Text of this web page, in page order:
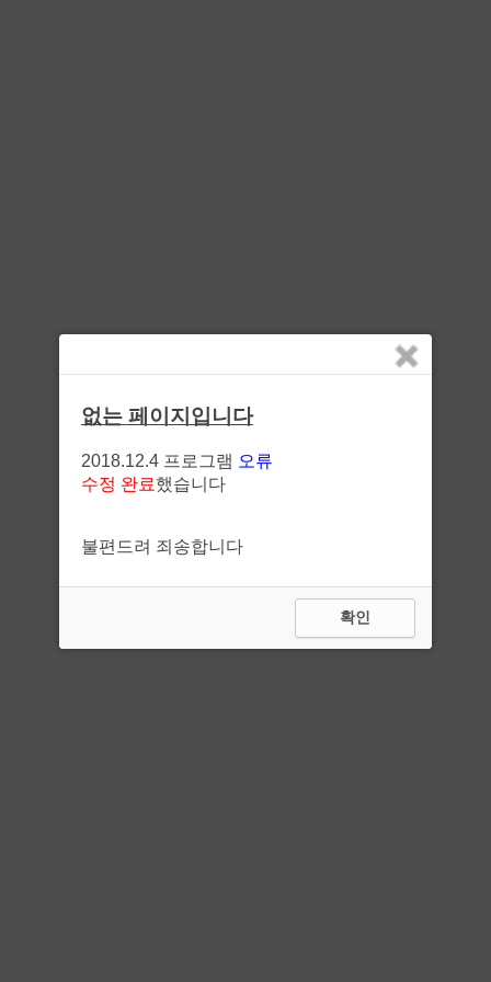
없는 페이지입니다
2018.12.4 프로그램 오류
수정 완료했습니다
불편드려 죄송합니다
확인